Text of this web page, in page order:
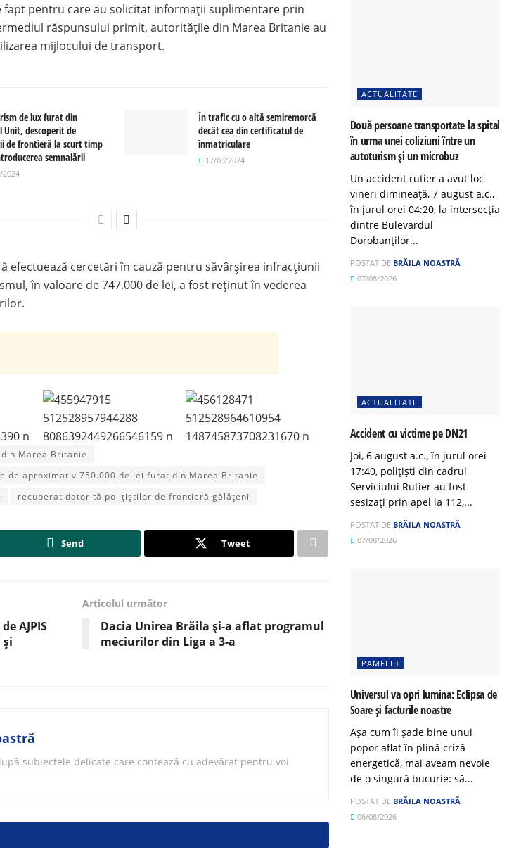
pentru care au solicitat informații suplimentare prin
răspunsului primit, autoritățile din Marea Britanie au
mijlocului de transport.
de lux furat din
Unit, descoperit de
de frontieră la scurt timp
semnalării
2024
În trafic cu o altă semiremorcă
decât cea din certificatul de
înmatriculare
17/03/2024
efectuează cercetări în cauză pentru săvârşirea infracţiunii
în valoare de 747.000 de lei, a fost reținut în vederea
Marea Britanie
de aproximativ 750.000 de lei furat din Marea Britanie
recuperat datorită polițiștilor de frontieră gălățeni
Send Tweet
AJPIS
Articolul următor
Dacia Unirea Brăila și-a aflat programul
meciurilor din Liga a 3-a
subiectele delicate care contează cu adevărat pentru voi
ACTUALITATE
Două persoane transportate la spital
în urma unei coliziuni între un
autoturism și un microbuz
Un accident rutier a avut loc
vineri dimineață, 7 august a.c.,
în jurul orei 04:20, la intersecția
dintre Bulevardul
Dorobanților...
POSTAT DE BRĂILA NOASTRĂ
07/08/2026
ACTUALITATE
Accident cu victime pe DN21
Joi, 6 august a.c., în jurul orei
17:40, polițiști din cadrul
Serviciului Rutier au fost
sesizați prin apel la 112,...
POSTAT DE BRĂILA NOASTRĂ
07/08/2026
PAMFLET
Universul va opri lumina: Eclipsa de
Soare și facturile noastre
Așa cum îi șade bine unui
popor aflat în plină criză
energetică, mai aveam nevoie
de o singură bucurie: să...
POSTAT DE BRĂILA NOASTRĂ
06/08/2026